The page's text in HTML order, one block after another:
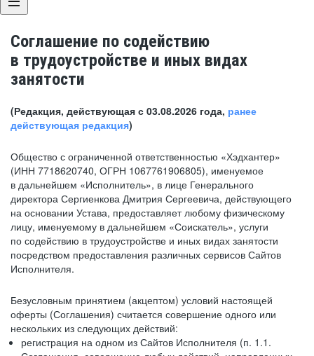
Соглашение по содействию
в трудоустройстве и иных видах
занятости
(Редакция, действующая с 03.08.2026 года, ранее
действующая редакция)
Общество с ограниченной ответственностью «Хэдхантер»
(ИНН 7718620740, ОГРН 1067761906805), именуемое
в дальнейшем «Исполнитель», в лице Генерального
директора Сергиенкова Дмитрия Сергеевича, действующего
на основании Устава, предоставляет любому физическому
лицу, именуемому в дальнейшем «Соискатель», услуги
по содействию в трудоустройстве и иных видах занятости
посредством предоставления различных сервисов Сайтов
Исполнителя.
Безусловным принятием (акцептом) условий настоящей
оферты (Соглашения) считается совершение одного или
нескольких из следующих действий:
регистрация на одном из Сайтов Исполнителя (п. 1.1.